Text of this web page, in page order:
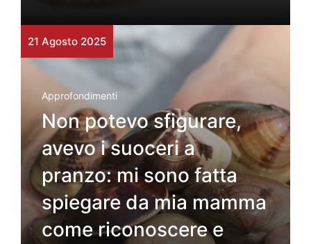
21 Agosto 2025
Approfondimenti
Non potevo sfigurare,
avevo i suoceri a
pranzo: mi sono fatta
spiegare da mia mamma
come riconoscere e